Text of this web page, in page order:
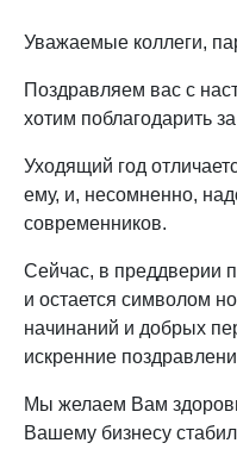
Уважаемые коллеги,
Поздравляем вас с
хотим поблагодарить
Уходящий год
ему, и, несомненно,
современников.
Сейчас, в преддверии
и остается символом
начинаний и добрых
искренние
Мы желаем Вам
Вашему бизнесу